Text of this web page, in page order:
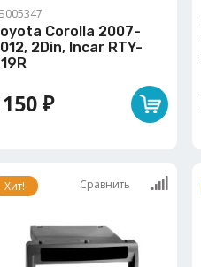
Corolla 2007-
2Din, Incar RTY-
₽
Хит! Сравнить